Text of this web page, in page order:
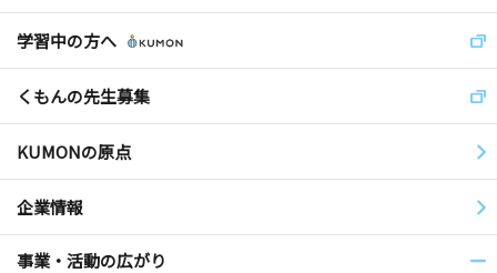
学習中の方へ
くもんの先生募集
KUMONの原点
企業情報
事業・活動の広がり